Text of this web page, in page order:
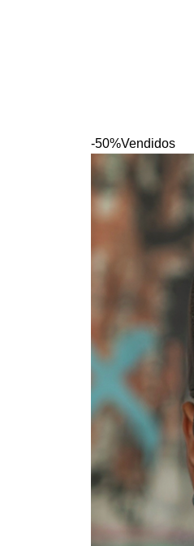
-50%Vendidos